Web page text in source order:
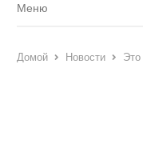
Menu
Меню
Домой Новости